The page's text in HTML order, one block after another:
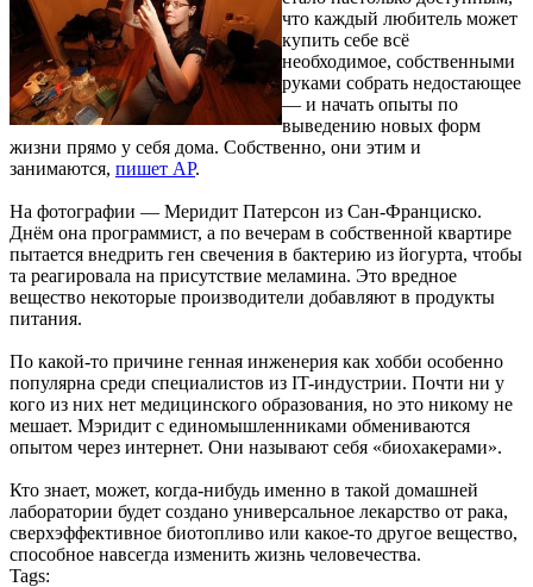
что каждый любитель может
купить себе всё
необходимое, собственными
руками собрать недостающее
— и начать опыты по
выведению новых форм
жизни прямо у себя дома. Собственно, они этим и
занимаются, пишет AP.
На фотографии — Меридит Патерсон из Сан-Франциско.
Днём она программист, а по вечерам в собственной квартире
пытается внедрить ген свечения в бактерию из йогурта, чтобы
та реагировала на присутствие меламина. Это вредное
вещество некоторые производители добавляют в продукты
питания.
По какой-то причине генная инженерия как хобби особенно
популярна среди специалистов из IT-индустрии. Почти ни у
кого из них нет медицинского образования, но это никому не
мешает. Мэридит с единомышленниками обмениваются
опытом через интернет. Они называют себя «биохакерами».
Кто знает, может, когда-нибудь именно в такой домашней
лаборатории будет создано универсальное лекарство от рака,
сверхэффективное биотопливо или какое-то другое вещество,
способное навсегда изменить жизнь человечества.
Tags: